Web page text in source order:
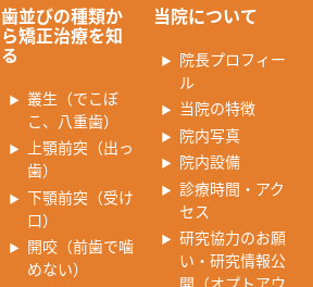
歯並びの種類か
ら矯正治療を知
る
叢生（でこぼ
こ、八重歯）
上顎前突（出っ
歯）
下顎前突（受け
口）
開咬（前歯で噛
めない）
当院について
院長プロフィー
ル
当院の特徴
院内写真
院内設備
診療時間・アク
セス
研究協力のお願
い・研究情報公